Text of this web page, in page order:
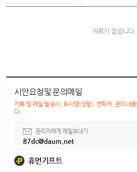
자료가 없습니다.
시안요청및 문의메일
카톡 및 메일 발송시, 회사명(성함), 연락처, 문의내
다.
관리자에게 메일보내기
87dc@daum.net
휴먼기프트